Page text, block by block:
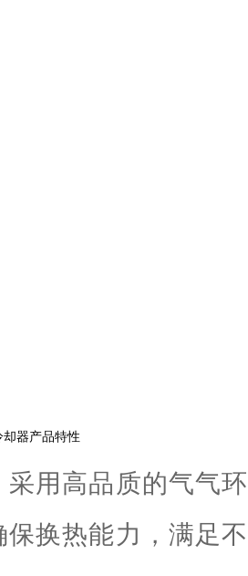
器产品特性
采用高品质的气气
保换热能力，满足